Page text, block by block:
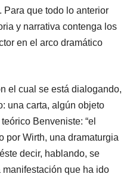
que todo lo anterior
y narrativa contenga los
en el arco dramático
el cual se está dialogando,
una carta, algún objeto
Benveniste: “el
por Wirth, una dramaturgia
decir, hablando, se
que ha ido